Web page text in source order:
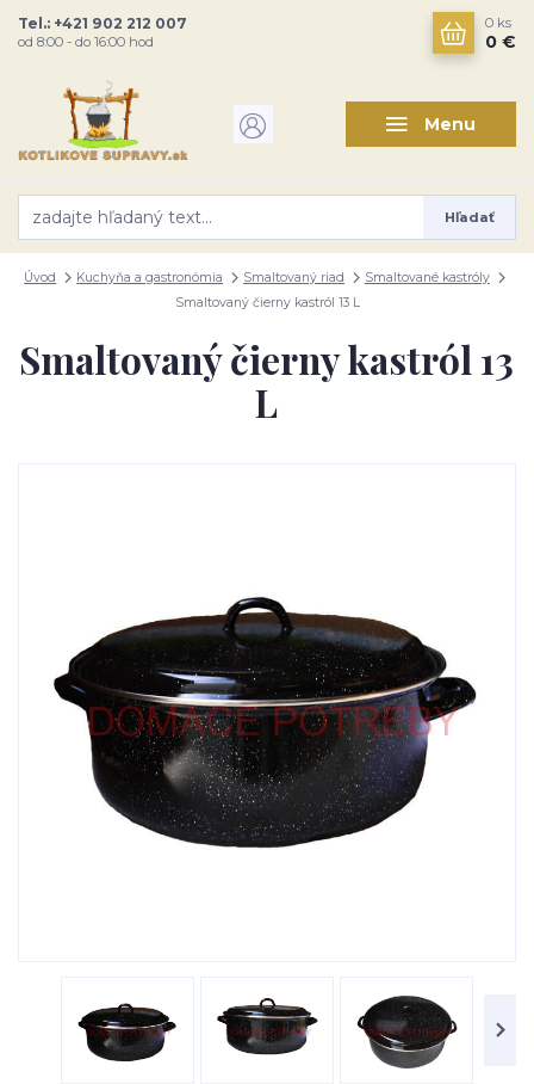
Menu
Hľadať
Tel.: +421 902 212 007
od 8:00 - do 16:00 hod
0 ks
0 €
Úvod Kuchyňa a gastronómia Smaltovaný riad
Smaltované kastróly
Smaltovaný čierny kastról 13 L
Smaltovaný čierny kastról 13
L